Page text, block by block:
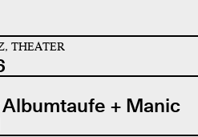
THEATER
+ Manic